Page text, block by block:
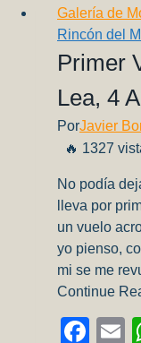
Galería de
Rincón del
Primer
Lea, 4
PorJavier
🔥 1327
No podía
lleva por
un vuelo
yo pienso,
mi se me
Continue